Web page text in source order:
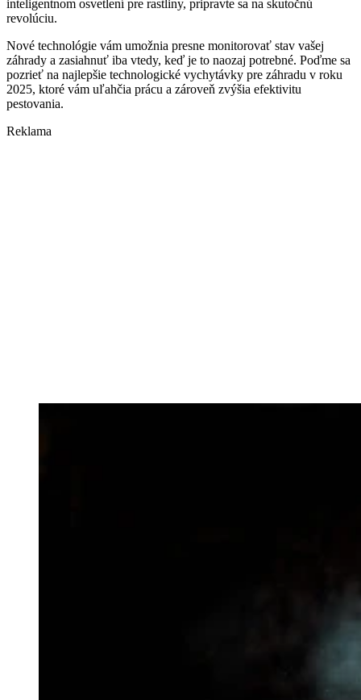
inteligentnom osvetlení pre rastliny, pripravte sa na skutočnú
revolúciu.
Nové technológie vám umožnia presne monitorovať stav vašej
záhrady a zasiahnuť iba vtedy, keď je to naozaj potrebné. Poďme sa
pozrieť na najlepšie technologické vychytávky pre záhradu v roku
2025, ktoré vám uľahčia prácu a zároveň zvýšia efektivitu
pestovania.
Reklama